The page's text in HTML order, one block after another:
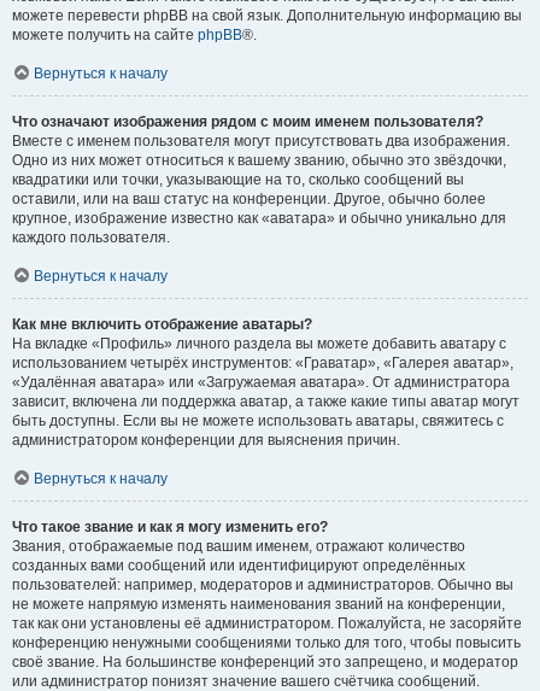
можете перевести phpBB на свой язык. Дополнительную информацию вы
можете получить на сайте phpBB®.
Вернуться к началу
Что означают изображения рядом с моим именем пользователя?
Вместе с именем пользователя могут присутствовать два изображения.
Одно из них может относиться к вашему званию, обычно это звёздочки,
квадратики или точки, указывающие на то, сколько сообщений вы
оставили, или на ваш статус на конференции. Другое, обычно более
крупное, изображение известно как «аватара» и обычно уникально для
каждого пользователя.
Вернуться к началу
Как мне включить отображение аватары?
На вкладке «Профиль» личного раздела вы можете добавить аватару с
использованием четырёх инструментов: «Граватар», «Галерея аватар»,
«Удалённая аватара» или «Загружаемая аватара». От администратора
зависит, включена ли поддержка аватар, а также какие типы аватар могут
быть доступны. Если вы не можете использовать аватары, свяжитесь с
администратором конференции для выяснения причин.
Вернуться к началу
Что такое звание и как я могу изменить его?
Звания, отображаемые под вашим именем, отражают количество
созданных вами сообщений или идентифицируют определённых
пользователей: например, модераторов и администраторов. Обычно вы
не можете напрямую изменять наименования званий на конференции,
так как они установлены её администратором. Пожалуйста, не засоряйте
конференцию ненужными сообщениями только для того, чтобы повысить
своё звание. На большинстве конференций это запрещено, и модератор
или администратор понизят значение вашего счётчика сообщений.